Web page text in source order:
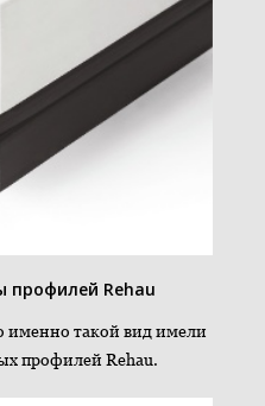
профилей Rehau
именно такой вид имели
профилей Rehau.